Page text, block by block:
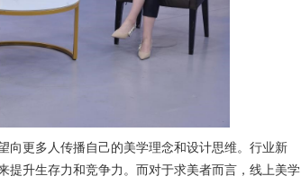
向更多人传播自己的美学理念和设计思维。行业新
提升生存力和竞争力。而对于求美者而言，线上美学